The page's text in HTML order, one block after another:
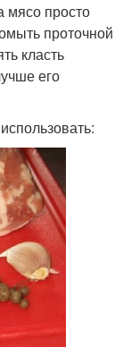
мясо просто
проточной
класть
его